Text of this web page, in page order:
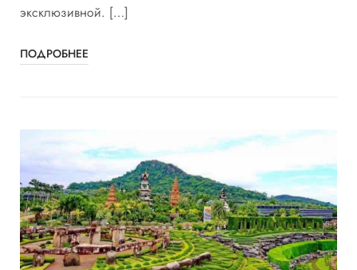
эксклюзивной. […]
ПОДРОБНЕЕ